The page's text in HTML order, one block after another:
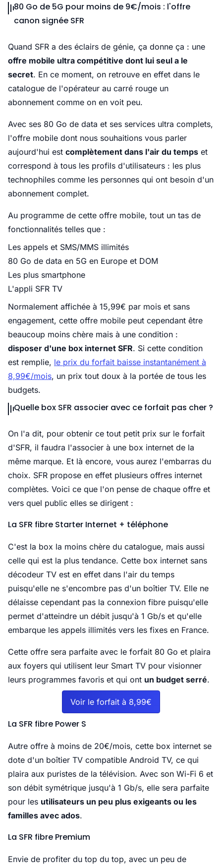
80 Go de 5G pour moins de 9€/mois : l'offre
canon signée SFR
Quand SFR a des éclairs de génie, ça donne ça : une
offre mobile ultra compétitive dont lui seul a le
secret. En ce moment, on retrouve en effet dans le
catalogue de l'opérateur au carré rouge un
abonnement comme on en voit peu.
Avec ses 80 Go de data et ses services ultra complets,
l'offre mobile dont nous souhaitions vous parler
aujourd'hui est complètement dans l'air du temps et
correspond à tous les profils d'utilisateurs : les plus
technophiles comme les personnes qui ont besoin d'un
abonnement complet.
Au programme de cette offre mobile, tout un tas de
fonctionnalités telles que :
Les appels et SMS/MMS illimités
80 Go de data en 5G en Europe et DOM
Les plus smartphone
L'appli SFR TV
Normalement affichée à 15,99€ par mois et sans
engagement, cette offre mobile peut cependant être
beaucoup moins chère mais à une condition :
disposer d'une box internet SFR. Si cette condition
est remplie, le prix du forfait baisse instantanément à
8,99€/mois, un prix tout doux à la portée de tous les
budgets.
Quelle box SFR associer avec ce forfait pas cher ?
On l'a dit, pour obtenir ce tout petit prix sur le forfait
d'SFR, il faudra l'associer à une box internet de la
même marque. Et là encore, vous aurez l'embarras du
choix. SFR propose en effet plusieurs offres internet
complètes. Voici ce que l'on pense de chaque offre et
vers quel public elles se dirigent :
La SFR fibre Starter Internet + téléphone
C'est la box la moins chère du catalogue, mais aussi
celle qui est la plus tendance. Cette box internet sans
décodeur TV est en effet dans l'air du temps
puisqu'elle ne s'encombre pas d'un boîtier TV. Elle ne
délaisse cependant pas la connexion fibre puisqu'elle
permet d'atteindre un débit jusqu'à 1 Gb/s et qu'elle
embarque les appels illimités vers les fixes en France.
Cette offre sera parfaite avec le forfait 80 Go et plaira
aux foyers qui utilisent leur Smart TV pour visionner
leurs programmes favoris et qui ont un budget serré.
Voir le forfait à 8,99€
La SFR fibre Power S
Autre offre à moins de 20€/mois, cette box internet se
dote d'un boîtier TV compatible Android TV, ce qui
plaira aux puristes de la télévision. Avec son Wi-Fi 6 et
son débit symétrique jusqu'à 1 Gb/s, elle sera parfaite
pour les utilisateurs un peu plus exigeants ou les
familles avec ados.
La SFR fibre Premium
Envie de profiter du top du top, avec un peu de